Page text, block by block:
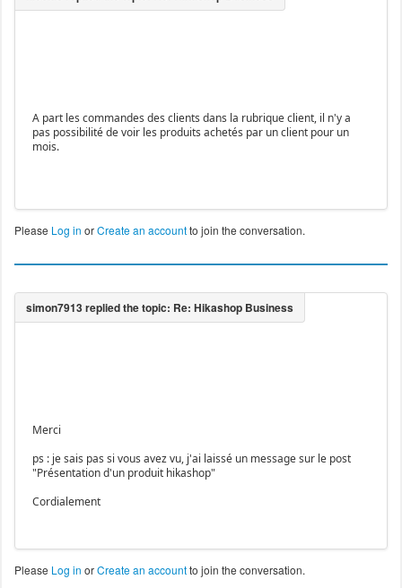
A part les commandes des clients dans la rubrique client, il n'y a
pas possibilité de voir les produits achetés par un client pour un
mois.
Please Log in orCreate an accountto join the conversation.
Merci
ps : je sais pas si vous avez vu, j'ai laissé un message sur le post
"Présentation d'un produit hikashop"
Cordialement
Please Log in orCreate an accountto join the conversation.